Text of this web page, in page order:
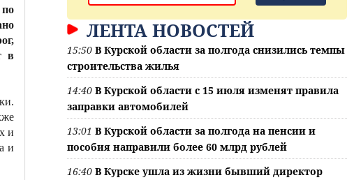
в
и
и
ЛЕНТА НОВОСТЕЙ
15:50 В Курской области за полгода снизились темпы
строительства жилья
14:40 В Курской области с 15 июля изменят правила
заправки автомобилей
13:01 В Курской области за полгода на пенсии и
пособия направили более 60 млрд рублей
16:40 В Курске ушла из жизни бывший директор